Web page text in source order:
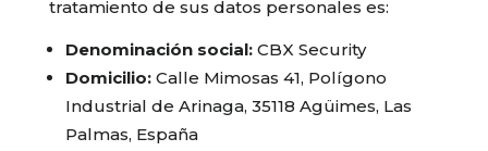
tratamiento de sus datos personales es:
Denominación social:CBX Security
Domicilio:Calle Mimosas 41, Polígono
Industrial de Arinaga, 35118 Agüimes, Las
Palmas, España